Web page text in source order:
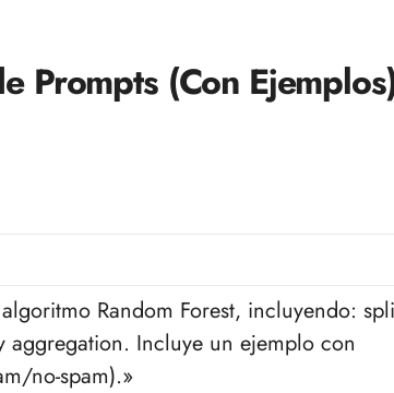
Prompts (Con
Random Forest, incluyendo:
Incluye un ejemplo con
no-spam).»